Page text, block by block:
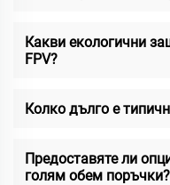
Какви екологични
FPV?
Колко дълго е
Предоставяте ли
голям обем поръчки?